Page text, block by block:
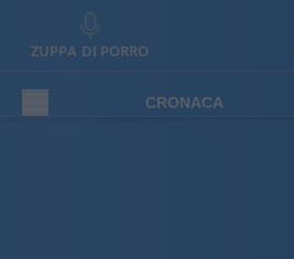
ZUPPA DI PORRO
CRONACA